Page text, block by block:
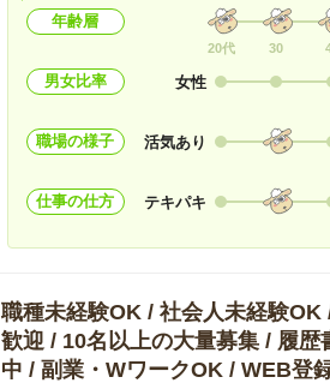
年齢層
20代 30
男女比率 女性
職場の様子 活気あり
仕事の仕方 テキパキ
職種未経験OK / 社会人未経験OK
歓迎 / 10名以上の大量募集 / 履歴
中 / 副業・WワークOK / WEB登